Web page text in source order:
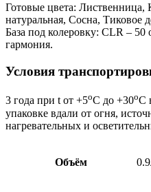
Готовые цвета: Лиственница,
натуральная, Сосна, Тиковое
База под колеровку: CLR – 50
гармония.
Условия
3 года при t от +5oС до +30oС
упаковке вдали от огня,
нагревательных и
Объём